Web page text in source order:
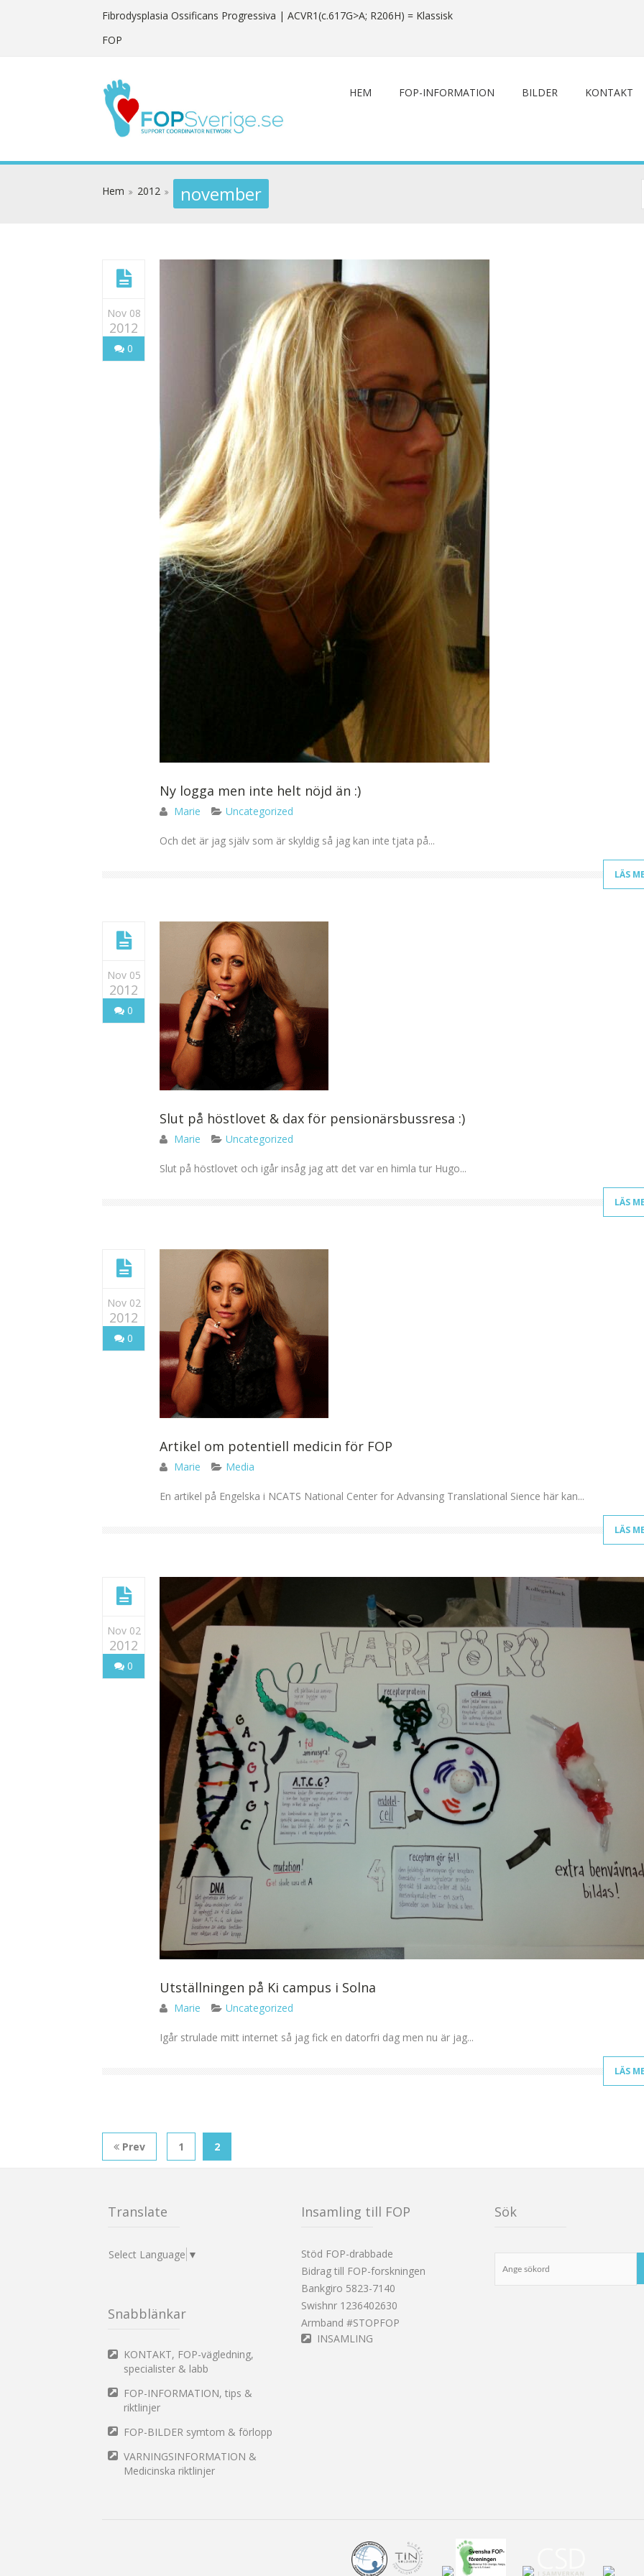
Fibrodysplasia Ossificans Progressiva | ACVR1(c.617G>A; R206H) = Klassisk
FOP
HEM FOP-INFORMATION BILDER KONTAKT
Hem 2012 november
Nov 08
2012
0
Ny logga men inte helt nöjd än :)
Marie Uncategorized
Och det är jag själv som är skyldig så jag kan inte tjata på...
LÄS
Nov 05
2012
0
Slut på höstlovet & dax för pensionärsbussresa :)
Marie Uncategorized
Slut på höstlovet och igår insåg jag att det var en himla tur Hugo...
LÄS
Nov 02
2012
0
Artikel om potentiell medicin för FOP
Marie Media
En artikel på Engelska i NCATS National Center for Advansing Translational Sience här kan...
LÄS
Nov 02
2012
0
Utställningen på Ki campus i Solna
Marie Uncategorized
Igår strulade mitt internet så jag fick en datorfri dag men nu är jag...
LÄS
Prev 1 2
Translate
Select Language ▼
Snabblänkar
KONTAKT, FOP-vägledning,
specialister & labb
FOP-INFORMATION, tips &
riktlinjer
FOP-BILDER symtom & förlopp
VARNINGSINFORMATION &
Medicinska riktlinjer
Insamling till FOP
Stöd FOP-drabbade
Bidrag till FOP-forskningen
Bankgiro 5823-7140
Swishnr 1236402630
Armband #STOPFOP
INSAMLING
Sök